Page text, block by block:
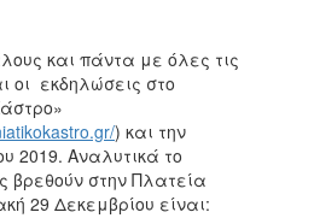
και πάντα με όλες τις
οι εκδηλώσεις στο
) και την
2019. Αναλυτικά το
στην Πλατεία
29 Δεκεμβρίου είναι: